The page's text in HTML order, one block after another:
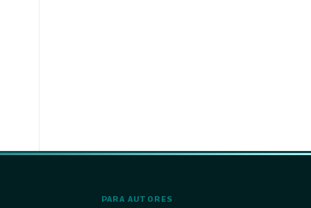
PARA AUTORES